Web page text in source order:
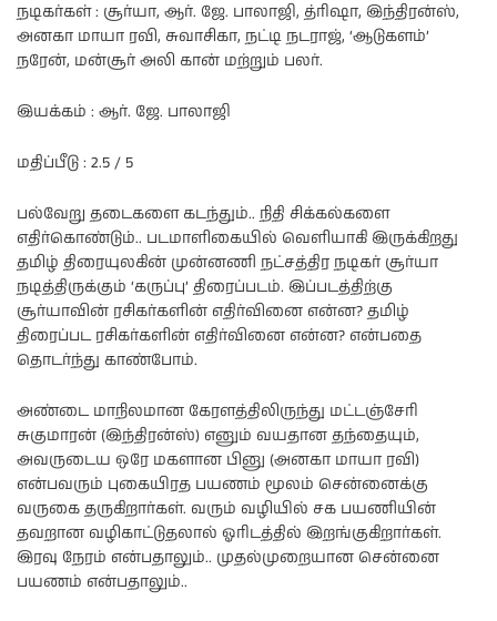
நடிகர்கள் : சூர்யா, ஆர். ஜே. பாலாஜி, த்ரிஷா, இந்திரன்ஸ்,
அனகா மாயா ரவி, சுவாசிகா, நட்டி நடராஜ், ‘ஆடுகளம்’
நரேன், மன்சூர் அலி கான் மற்றும் பலர்.
இயக்கம் : ஆர். ஜே. பாலாஜி
மதிப்பீடு : 2.5 / 5
பல்வேறு தடைகளை கடந்தும்.. நிதி சிக்கல்களை
எதிர்கொண்டும்.. படமாளிகையில் வெளியாகி இருக்கிறது
தமிழ் திரையுலகின் முன்னணி நட்சத்திர நடிகர் சூர்யா
நடித்திருக்கும் ‘கருப்பு’ திரைப்படம். இப்படத்திற்கு
சூர்யாவின் ரசிகர்களின் எதிர்வினை என்ன? தமிழ்
திரைப்பட ரசிகர்களின் எதிர்வினை என்ன? என்பதை
தொடர்ந்து காண்போம்.
அண்டை மாநிலமான கேரளத்திலிருந்து மட்டஞ்சேரி
சுகுமாரன் (இந்திரன்ஸ்) எனும் வயதான தந்தையும்,
அவருடைய ஒரே மகளான பினு (அனகா மாயா ரவி)
என்பவரும் புகையிரத பயணம் மூலம் சென்னைக்கு
வருகை தருகிறார்கள். வரும் வழியில் சக பயணியின்
தவறான வழிகாட்டுதலால் ஓரிடத்தில் இறங்குகிறார்கள்.
இரவு நேரம் என்பதாலும்.. முதல்முறையான சென்னை
பயணம் என்பதாலும்..